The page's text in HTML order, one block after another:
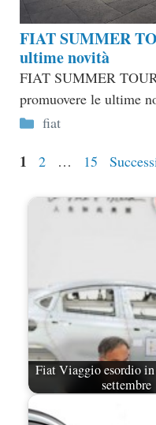
FIAT SUMMER
ultime novità
FIAT SUMMER
promuovere le ultime
Categorie
fiat
Pagina
1 Pagina
2 … Pagina
15
Fiat Viaggio esordio
settembre